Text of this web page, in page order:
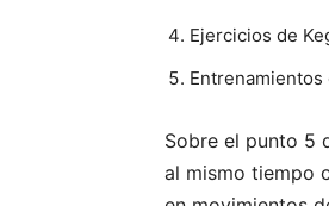
Ejercicios de
Entrenamientos
Sobre el punto 5
al mismo tiempo